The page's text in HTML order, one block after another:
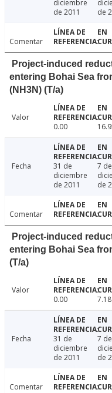
diciembre
de 2011
de
Comentar
Project-induced
entering Bohai Sea
(NH3N) (T/a)
Valor
0.00
Fecha
31 de
diciembre
de 2011
7 de
de
Comentar
Project-induced
entering Bohai Sea
(T/a)
Valor
0.00
7.18
Fecha
31 de
diciembre
de 2011
7 de
de
Comentar